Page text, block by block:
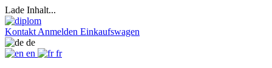
Lade Inhalt...
Kontakt Anmelden Einkaufswagen
de
en
fr